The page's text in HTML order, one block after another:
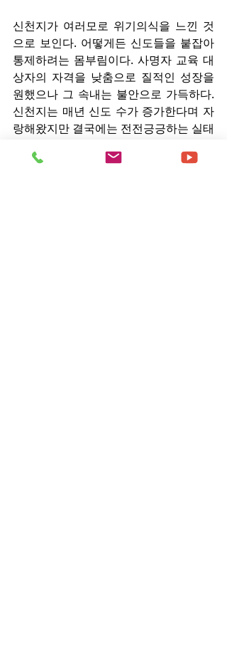
신천지가 여러모로 위기의식을 느낀 것
으로 보인다. 어떻게든 신도들을 붙잡아
통제하려는 몸부림이다. 사명자 교육 대
상자의 자격을 낮춤으로 질적인 성장을
원했으나 그 속내는 불안으로 가득하다.
신천지는 매년 신도 수가 증가한다며 자
랑해왔지만 결국에는 전전긍긍하는 실태